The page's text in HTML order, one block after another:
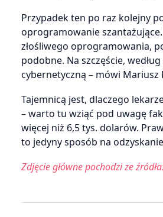
Przypadek ten po raz kolejny
oprogramowanie
złośliwego oprogramowania,
podobne. Na szczęście,
cybernetyczną – mówi
Tajemnicą jest, dlaczego
– warto tu wziąć pod uwagę
więcej niż 6,5 tys. dolarów.
to jedyny sposób na
Zdjęcie główne pochodzi ze